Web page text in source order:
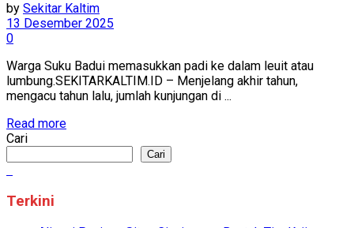
by Sekitar Kaltim
13 Desember 2025
0
Warga Suku Badui memasukkan padi ke dalam leuit atau
lumbung.SEKITARKALTIM.ID – Menjelang akhir tahun,
mengacu tahun lalu, jumlah kunjungan di ...
Read more
Cari
Cari
Terkini